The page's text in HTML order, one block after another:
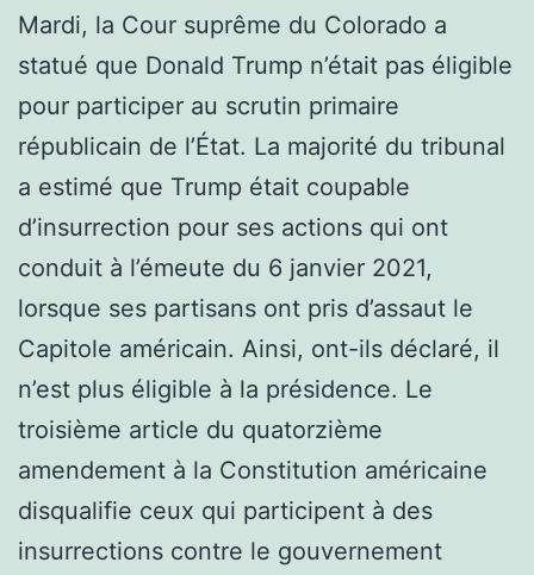
Mardi, la Cour suprême du Colorado a
statué que Donald Trump n’était pas éligible
pour participer au scrutin primaire
républicain de l’État. La majorité du tribunal
a estimé que Trump était coupable
d’insurrection pour ses actions qui ont
conduit à l’émeute du 6 janvier 2021,
lorsque ses partisans ont pris d’assaut le
Capitole américain. Ainsi, ont-ils déclaré, il
n’est plus éligible à la présidence. Le
troisième article du quatorzième
amendement à la Constitution américaine
disqualifie ceux qui participent à des
insurrections contre le gouvernement